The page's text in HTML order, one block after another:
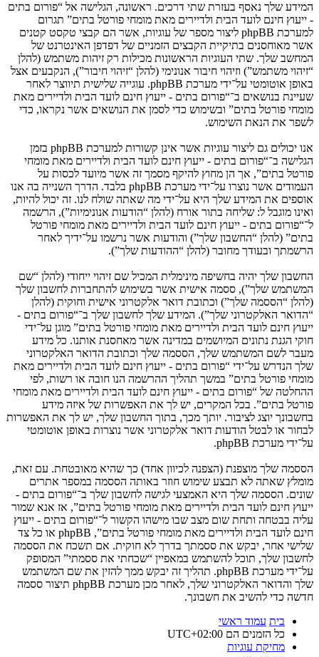
המידע שלך נאסף בעזרת שתי דרכים. ראשונה, הגלישה אל “פורום בתים
- ייעוץ חינם לועד הבית ולדיירים מאת מומחי פורטל בתים” תגרום
למערכת phpBB ליצור מספר של עוגיות, אשר הם קבצי טקסט קטנים
אשר מאוחסנים בתיקיית הקבצים הזמניים של דפדפן האינטרנט של
המחשב שלך. שתי העוגיות הראשונות מכילות רק זיהות משתמש (להלן
“זיהוי משתמש”) וזיהוי חיבור אנונימי (להלן “זיהוי חיבור”), הנקבעים אצל
באופן אוטומטי על־ידי מערכת phpBB. עוגייה שלישית תיווצר לאחר
שעיינת בנושאים ב־“פורום בתים - ייעוץ חינם לועד הבית ולדיירים מאת
מומחי פורטל בתים” ובשימוש כדי לסמן את הנושאים אשר נקראו, כדי
לשפר את הנאת השימוש.
אנו יכולים גם ליצור עוגיות אשר אינן קשורות למערכת phpBB בזמן
הגלישה ב־“פורום בתים - ייעוץ חינם לועד הבית ולדיירים מאת מומחי
פורטל בתים”, אך הן מחוץ להיקף מסמך זה אשר מיועד לכסות על
העמודים אשר נוצרו על־ידי מערכת phpBB בלבד. הדרך השנייה בה אנו
אוספים את המידע שלך היא על־ידי מה שאתה שולח לנו. זה יכול להיות,
ואינו מוגבל ל: שליחה בתור אורח (להלן “הודעות אנונימיות”), הרשמה
ל־“פורום בתים - ייעוץ חינם לועד הבית ולדיירים מאת מומחי פורטל
בתים” (להלן “החשבון שלך”) והודעות אשר נרשמו על־ידיך לאחר
הרשמתך ובעודך מחובר (להלן “ההודעות שלך”).
החשבון שלך יהיה בחשיפה מינימלית המכיל שם זיהוי ייחודי (להלן “שם
המשתמש שלך”), ססמה אישית אשר בשימוש להתחברות לחשבון שלך
(להלן “הססמה שלך”) וכתובת דואר אלקטרוני אישית וחוקית (להלן
“הדואר האלקטרוני שלך”). המידע שלך לחשבון שלך ב־“פורום בתים -
ייעוץ חינם לועד הבית ולדיירים מאת מומחי פורטל בתים” מוגן על־ידי
חוקי הגנת נתונים המיושמים במדינה אשר מאחסנת אותנו. כל מידע
מעבר לשם המשתמש שלך, הססמה שלך וכתובת הדואר האלקטרוני
שלך הנדרש על־ידי “פורום בתים - ייעוץ חינם לועד הבית ולדיירים מאת
מומחי פורטל בתים” במשך תהליך ההרשמה הנו חובה או רשות, לפי
ההחלטה של “פורום בתים - ייעוץ חינם לועד הבית ולדיירים מאת מומחי
פורטל בתים”. בכל המקרים, יש לך את האפשרות של איזה מידע
בחשבונך יוצג לציבור. יותך מכך, בתוך החשבון שלך, יש לך את האפשרות
לבחור או לבטל הודעות דואר אלקטרוני אשר נוצרות באופן אוטומטי
על־ידי מערכת phpBB.
הססמה שלך מוצפנת (הצפנה לכיוון אחד) כך שהיא מאובטחת. עם זאת,
מומלץ שאתה לא תבצע שימוש חוזר באותה הססמה במספר אתרים
שונים. הססמה שלך היא האמצעי לגישה לחשבון שלך ב־“פורום בתים -
ייעוץ חינם לועד הבית ולדיירים מאת מומחי פורטל בתים”, אז אנא שמור
עליה בבטחה ותחת שום מצב שבו מישהו הקשור ל־“פורום בתים - ייעוץ
חינם לועד הבית ולדיירים מאת מומחי פורטל בתים”, phpBB או כל צד
שלישי אחר, יבקש את ססמתך בדרך לא חוקית. אם תשכח את הססמה
לחשבון שלך, תוכל להשתמש במאפיין “שכחתי את ססמתי” המסופק
על־ידי מערכת phpBB. תהליך זה יבקש ממך להזין את שם המשתמש
שלך והדואר האלקטרוני שלך, לאחר מכן מערכת phpBB תיצור ססמה
חדשה כדי להשיב את חשבונך.
בית עמוד ראשי
כל הזמנים הם UTC+02:00
מחיקת עוגיות